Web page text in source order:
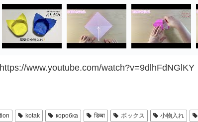
https://www.youtube.com/watch?v=9dlhFdNGlKY
kotak коробка डिब्बा ボックス 小物入れ